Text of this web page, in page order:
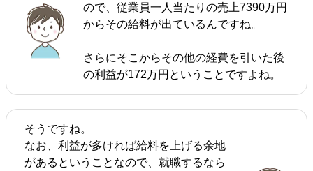
ので、従業員一人当たりの売上7390万円
からその給料が出ているんですね。
さらにそこからその他の経費を引いた後
の利益が172万円ということですよね。
そうですね。
なお、利益が多ければ給料を上げる余地
があるということなので、就職するなら